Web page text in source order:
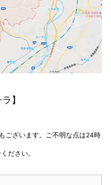
】
ございます。ご不明な点は24時
ださい。